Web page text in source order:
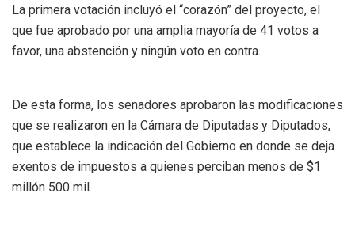
La primera votación incluyó el “corazón” del proyecto, el
que fue aprobado por una amplia mayoría de 41 votos a
favor, una abstención y ningún voto en contra.
De esta forma, los senadores aprobaron las modificaciones
que se realizaron en la Cámara de Diputadas y Diputados,
que establece la indicación del Gobierno en donde se deja
exentos de impuestos a quienes perciban menos de $1
millón 500 mil.